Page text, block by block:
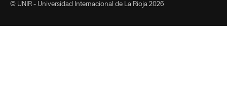
© UNIR - Universidad Internacional de La Rioja 2026